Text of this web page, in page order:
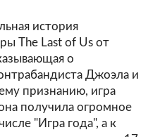
история
The Last of Us от
о
Джоэла и
признанию, игра
получила огромное
"Игра года", а к